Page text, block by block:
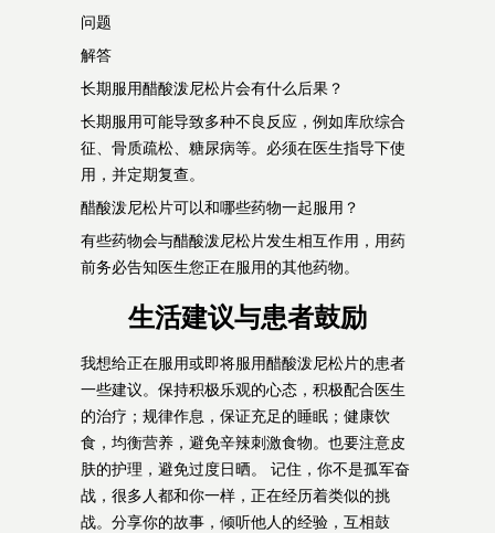
问题
解答
长期服用醋酸泼尼松片会有什么后果？
长期服用可能导致多种不良反应，例如库欣综合
征、骨质疏松、糖尿病等。必须在医生指导下使
用，并定期复查。
醋酸泼尼松片可以和哪些药物一起服用？
有些药物会与醋酸泼尼松片发生相互作用，用药
前务必告知医生您正在服用的其他药物。
生活建议与患者鼓励
我想给正在服用或即将服用醋酸泼尼松片的患者
一些建议。保持积极乐观的心态，积极配合医生
的治疗；规律作息，保证充足的睡眠；健康饮
食，均衡营养，避免辛辣刺激食物。也要注意皮
肤的护理，避免过度日晒。 记住，你不是孤军奋
战，很多人都和你一样，正在经历着类似的挑
战。分享你的故事，倾听他人的经验，互相鼓